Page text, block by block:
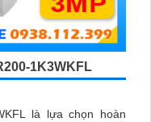
1K3WKFL
là lựa chọn hoàn